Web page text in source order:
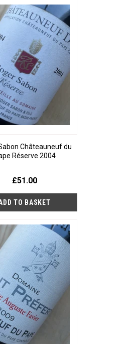
Châteauneuf du
Réserve 2004
£51.00